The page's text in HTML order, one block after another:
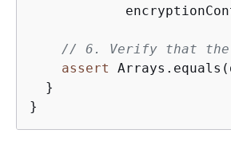
// 6. Verify that the
assert
  }
}